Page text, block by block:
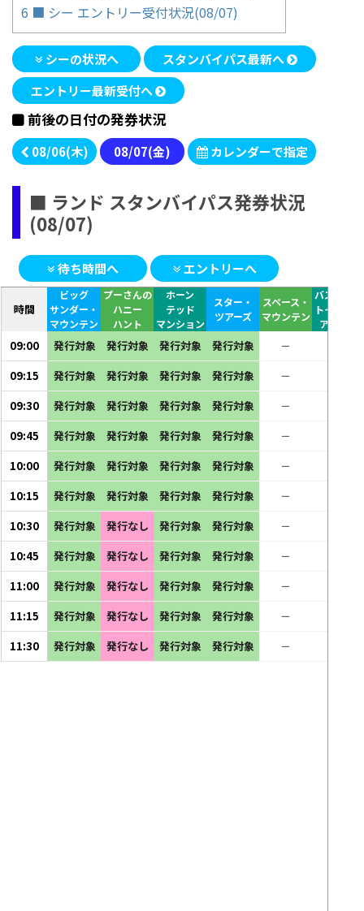
6 ■ シー エントリー受付状況(08/07)
シーの状況へ
スタンバイパス最新へ
エントリー最新受付へ
前後の日付の発券状況
08/06(木) 08/07(金) カレンダーで指定
■ ランド スタンバイパス発券状況
(08/07)
待ち時間へ エントリーへ
時間
ビッグ
サンダー・
マウンテン
プーさんの
ハニー
ハント
ホーン
テッド
マンション
スター・
ツアーズ
スペース・
マウンテン
バズ・ライ
トイヤーの
アストロ
09:00 発行対象 発行対象 発行対象 発行対象 －
09:15
発行対象 発行対象 発行対象 発行対象 －
09:30
発行対象 発行対象 発行対象 発行対象 －
09:45
発行対象 発行対象 発行対象 発行対象 －
10:00
発行対象 発行対象 発行対象 発行対象 －
10:15
発行対象 発行対象 発行対象 発行対象 －
10:30
発行対象 発行なし 発行対象 発行対象 －
10:45
発行対象 発行なし 発行対象 発行対象 －
11:00
発行対象 発行なし 発行対象 発行対象 －
11:15
発行対象 発行なし 発行対象 発行対象 －
11:30
発行対象 発行なし 発行対象 発行対象 －